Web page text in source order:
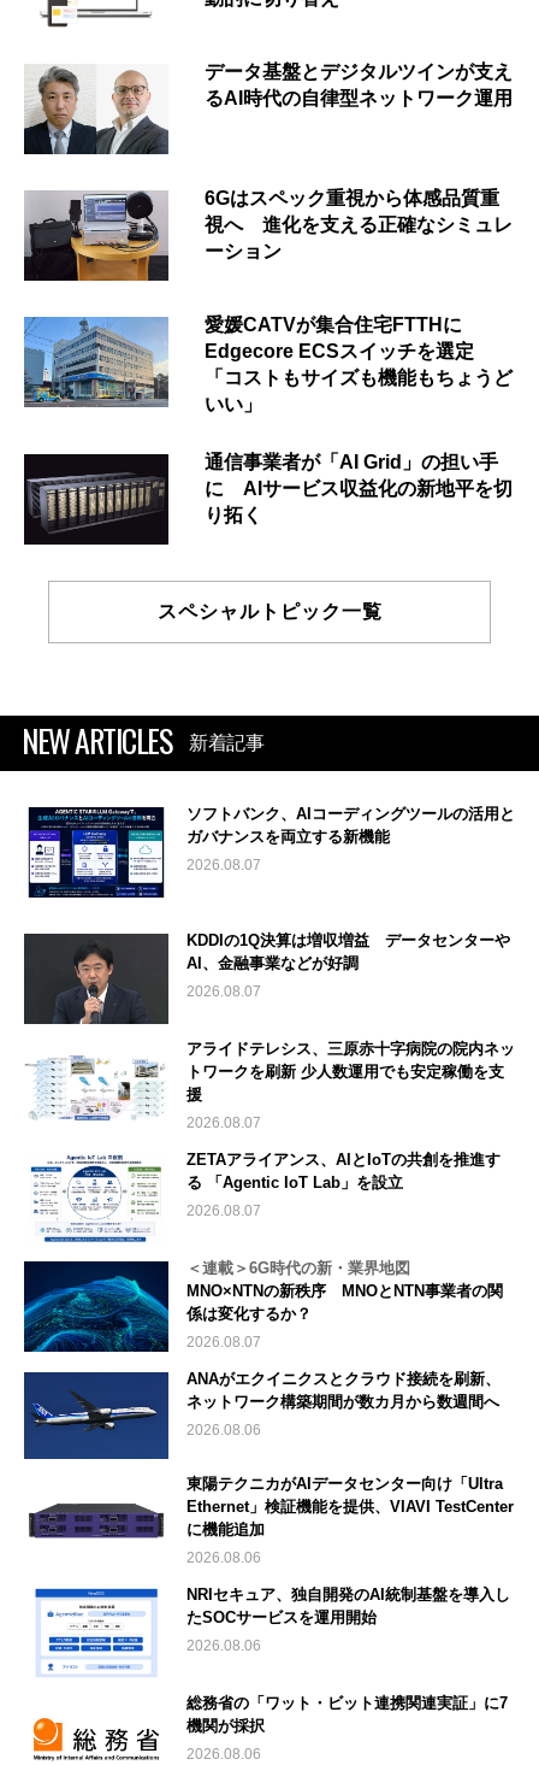
データ基盤とデジタルツインが支え
るAI時代の自律型ネットワーク運用
6Gはスペック重視から体感品質重
視へ 進化を支える正確なシミュレ
ーション
愛媛CATVが集合住宅FTTHに
Edgecore ECSスイッチを選定
「コストもサイズも機能もちょうど
いい」
通信事業者が「AI Grid」の担い手
に AIサービス収益化の新地平を切
り拓く
スペシャルトピック一覧
NEW ARTICLES 新着記事
ソフトバンク、AIコーディングツールの活用と
ガバナンスを両立する新機能
2026.08.07
KDDIの1Q決算は増収増益 データセンターや
AI、金融事業などが好調
2026.08.07
アライドテレシス、三原赤十字病院の院内ネッ
トワークを刷新 少人数運用でも安定稼働を支
援
2026.08.07
ZETAアライアンス、AIとIoTの共創を推進す
る 「Agentic IoT Lab」を設立
2026.08.07
＜連載＞6G時代の新・業界地図
MNO×NTNの新秩序 MNOとNTN事業者の関
係は変化するか？
2026.08.07
ANAがエクイニクスとクラウド接続を刷新、
ネットワーク構築期間が数カ月から数週間へ
2026.08.06
東陽テクニカがAIデータセンター向け「Ultra
Ethernet」検証機能を提供、VIAVI TestCenter
に機能追加
2026.08.06
NRIセキュア、独自開発のAI統制基盤を導入し
たSOCサービスを運用開始
2026.08.06
総務省の「ワット・ビット連携関連実証」に7
機関が採択
2026.08.06